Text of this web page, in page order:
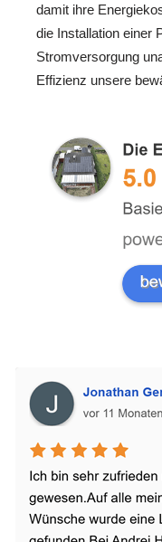
damit ihre
die Installation einer
Stromversorgung
Effizienz unsere